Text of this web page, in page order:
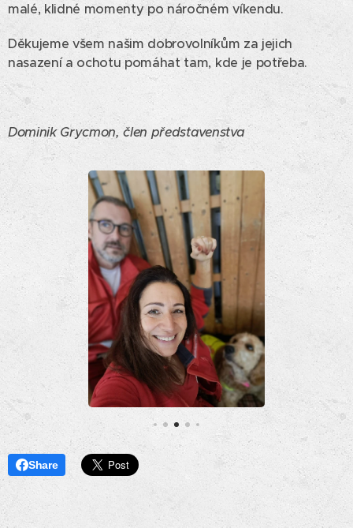
malé, klidné momenty po náročném víkendu.
Děkujeme všem našim dobrovolníkům za jejich
nasazení a ochotu pomáhat tam, kde je potřeba. ❤️
Dominik Grycmon, člen představenstva
Share